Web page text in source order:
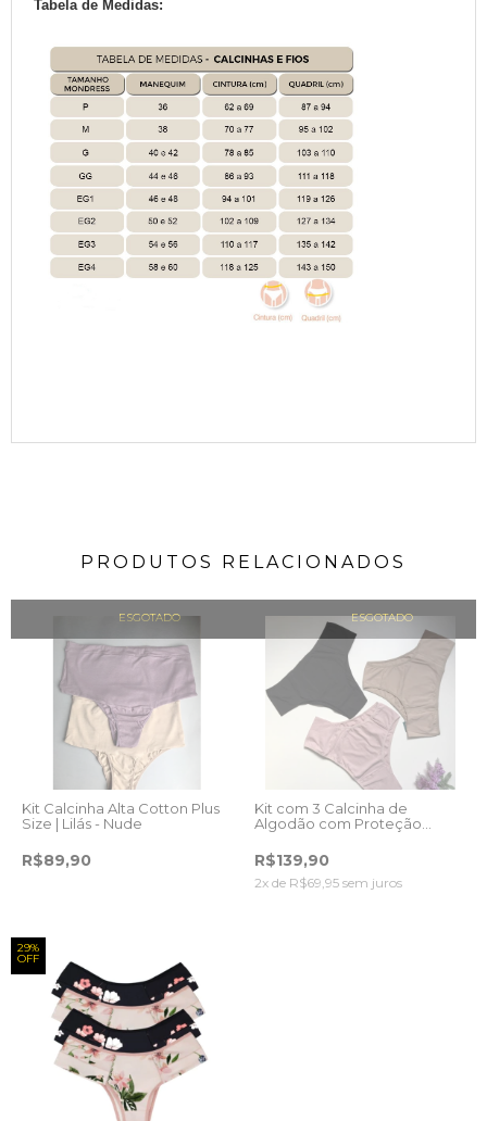
Tabela de Medidas:
PRODUTOS RELACIONADOS
ESGOTADO
Kit Calcinha Alta Cotton Plus
Size | Lilás - Nude
R$89,90
ESGOTADO
Kit com 3 Calcinha de
Algodão com Proteção
R$139,90
2x de R$69,95 sem juros
29%
OFF